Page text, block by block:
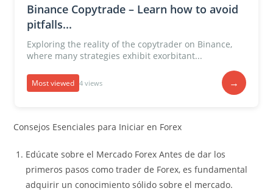
Binance Copytrade – Learn how to avoid
pitfalls...
Exploring the reality of the copytrader on Binance,
where many strategies exhibit exorbitant...
Most viewed 4 views →
Consejos Esenciales para Iniciar en Forex
Edúcate sobre el Mercado Forex Antes de dar los
primeros pasos como trader de Forex, es fundamental
adquirir un conocimiento sólido sobre el mercado.